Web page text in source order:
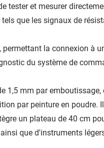
tester et mesurer
que les signaux de
la connexion à
du système de
1,5 mm par
par peinture en poudre.
un plateau de 40 cm
que d'instruments